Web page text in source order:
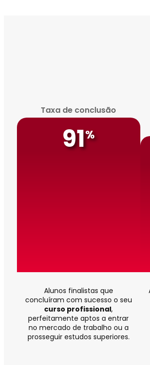
Taxa de conclusão
91%
Alunos finalistas que
concluíram com sucesso o seu
curso profissional,
perfeitamente aptos a entrar
no mercado de trabalho ou a
prosseguir estudos superiores.